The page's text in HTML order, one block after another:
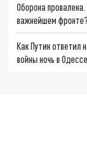
Оборона
важнейшем фронте?
Как Путин ответил
войны ночь в